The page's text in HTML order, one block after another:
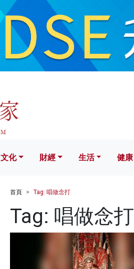
財經 生活 健康
文化 財經 生活 健康
首頁 Tag: 唱做念打
Tag: 唱做念打